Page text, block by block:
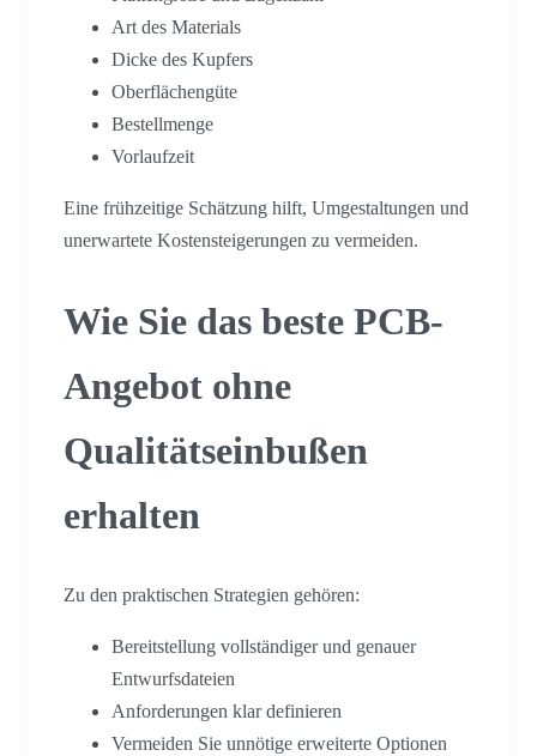
Art des Materials
Dicke des Kupfers
Oberflächengüte
Bestellmenge
Vorlaufzeit
Eine frühzeitige Schätzung hilft, Umgestaltungen und
unerwartete Kostensteigerungen zu vermeiden.
Wie Sie das beste PCB-
Angebot ohne
Qualitätseinbußen
erhalten
Zu den praktischen Strategien gehören:
Bereitstellung vollständiger und genauer
Entwurfsdateien
Anforderungen klar definieren
Vermeiden Sie unnötige erweiterte Optionen